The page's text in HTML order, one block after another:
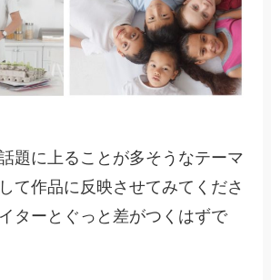
題に上ることが多そうなテーマ
て作品に反映させてみてくださ
ターとぐっと差がつくはずで